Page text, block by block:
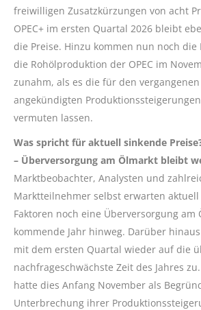
freiwilligen Zusatzkürzungen von acht
OPEC+ im ersten Quartal 2026 bleibt
die Preise. Hinzu kommen nun noch die
die Rohölproduktion der OPEC im
zunahm, als es die für den
angekündigten
vermuten lassen.
Was spricht für aktuell sinkende
– Überversorgung am Ölmarkt bleibt
Marktbeobachter, Analysten und
Marktteilnehmer selbst erwarten
Faktoren noch eine Überversorgung am
kommende Jahr hinweg. Darüber
mit dem ersten Quartal wieder auf die
nachfrageschwächste Zeit des Jahres
hatte dies Anfang November als
Unterbrechung ihrer